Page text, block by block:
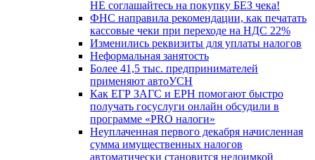
НЕ соглашайтесь на покупку БЕЗ чека!
ФНС направила рекомендации, как печатать
кассовые чеки при переходе на НДС 22%
Изменились реквизиты для уплаты налогов
Неформальная занятость
Более 41,5 тыс. предпринимателей
применяют автоУСН
Как ЕГР ЗАГС и ЕРН помогают быстро
получать госуслуги онлайн обсудили в
программе «PRO налоги»
Неуплаченная первого декабря начисленная
сумма имущественных налогов
автоматически становится недоимкой